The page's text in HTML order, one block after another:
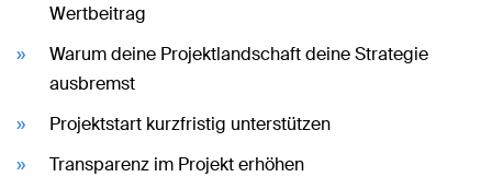
Wertbeitrag
Warum deine Projektlandschaft deine Strategie
ausbremst
Projektstart kurzfristig unterstützen
Transparenz im Projekt erhöhen